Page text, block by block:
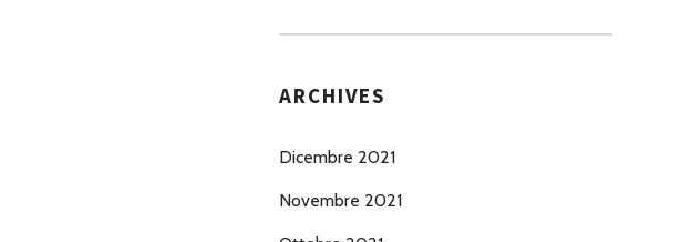
ARCHIVES
Dicembre 2021
Novembre 2021